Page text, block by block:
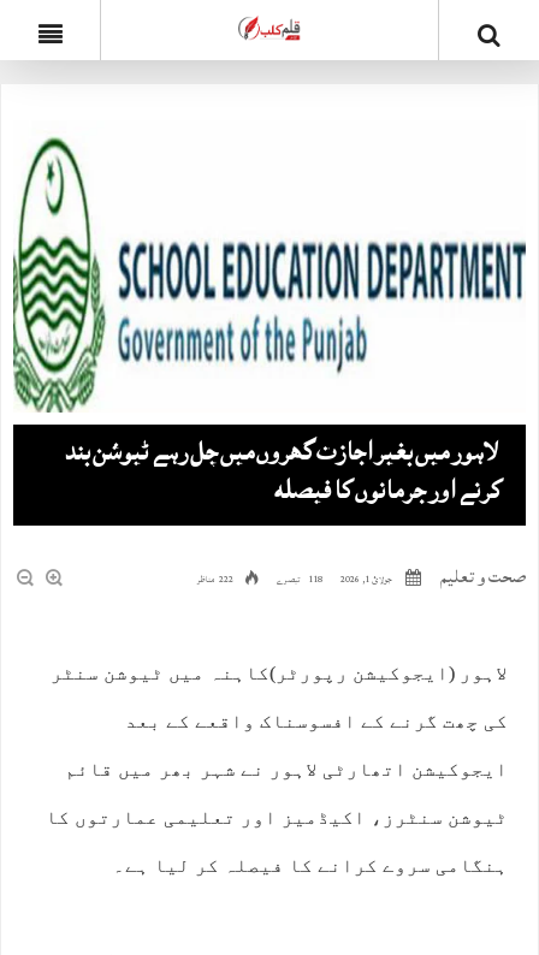
لاہور میں بغیر اجازت گھروں میں چل رہے ٹیوشن بند
کرنے اور جرمانوں کا فیصلہ
صحت و تعلیم جولائ 1, 2026 118 تبصرے 222 مناظر
لاہور (ایجوکیشن رپورٹر)کاہنہ میں ٹیوشن سنٹر
کی چھت گرنے کے افسوسناک واقعے کے بعد
ایجوکیشن اتھارٹی لاہور نے شہر بھر میں قائم
ٹیوشن سنٹرز، اکیڈمیز اور تعلیمی عمارتوں کا
ہنگامی سروے کرانے کا فیصلہ کر لیا ہے۔